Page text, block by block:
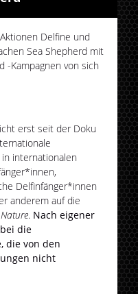
Delfine und
Sea Shepherd mit
-Kampagnen von sich
erst seit der Doku
internationalen
Delfinfänger*innen
anderem auf die
. Nach eigener
die
die von den
nicht